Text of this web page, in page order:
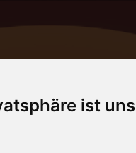
ist uns